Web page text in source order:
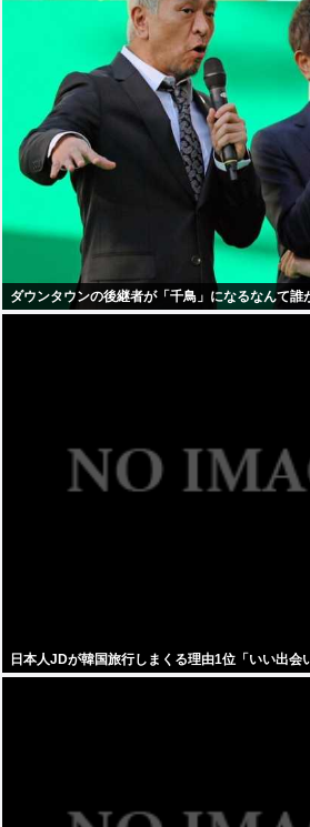
ダウンタウンの後継者が「千鳥」になるなんて誰
日本人JDが韓国旅行しまくる理由1位「いい出会